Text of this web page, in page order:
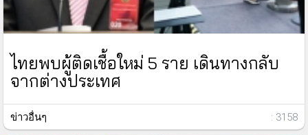
ไทยพบผู้ติดเชื้อใหม่ 5 ราย เดินทางกลับ
จากต่างประเทศ
ข่าวอื่นๆ : 3158